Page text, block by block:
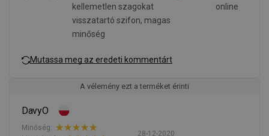
kellemetlen szagokat
visszatartó szifon, magas
minőség
online
Mutassa meg az eredeti kommentárt
A vélemény ezt a terméket érinti
DavyO
28-12-2020
Minőség: